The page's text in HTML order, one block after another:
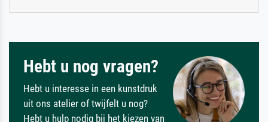
Hebt u nog vragen?
Hebt u interesse in een kunstdruk
uit ons atelier of twijfelt u nog?
Hebt u hulp nodig bij het kiezen van